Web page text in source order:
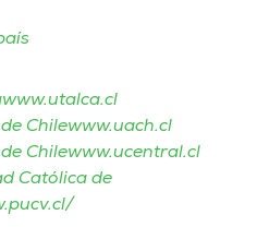
Chilewww.uach.cl
Chilewww.ucentral.cl
Católica de